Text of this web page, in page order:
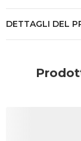
DETTAGLI DEL